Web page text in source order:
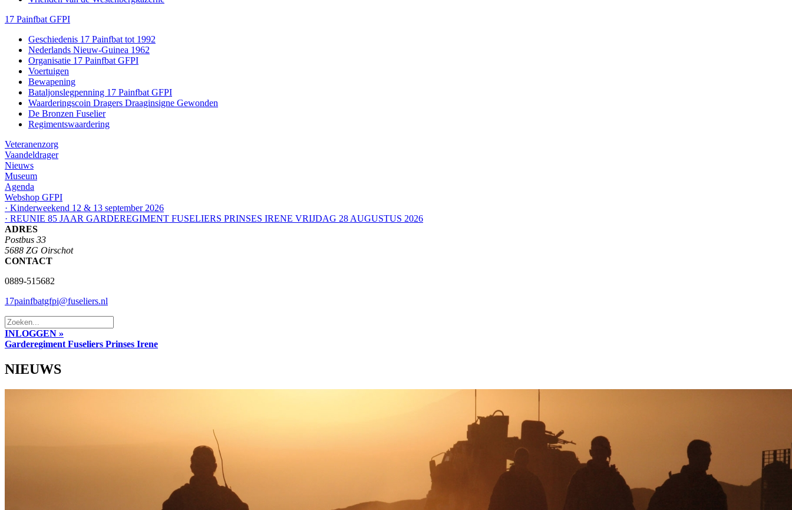
17 Painfbat GFPI
Geschiedenis 17 Painfbat tot 1992
Nederlands Nieuw-Guinea 1962
Organisatie 17 Painfbat GFPI
Voertuigen
Bewapening
Bataljonslegpenning 17 Painfbat GFPI
Waarderingscoin Dragers Draaginsigne Gewonden
De Bronzen Fuselier
Regimentswaardering
Veteranenzorg
Vaandeldrager
Nieuws
Museum
Agenda
Webshop GFPI
· Kinderweekend 12 & 13 september 2026
· REUNIE 85 JAAR GARDEREGIMENT FUSELIERS PRINSES IRENE VRIJDAG 28 AUGUSTUS 2026
ADRES
Postbus 33
5688 ZG Oirschot
CONTACT
0889-515682
17painfbatgfpi@fuseliers.nl
INLOGGEN »
Garderegiment Fuseliers Prinses Irene
NIEUWS